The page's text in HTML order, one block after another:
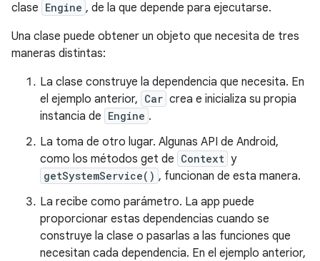
clase Engine , de la que depende para ejecutarse.
Una clase puede obtener un objeto que necesita de tres
maneras distintas:
La clase construye la dependencia que necesita. En
el ejemplo anterior, Car crea e inicializa su propia
instancia de Engine .
La toma de otro lugar. Algunas API de Android,
como los métodos get de Context y
getSystemService() , funcionan de esta manera.
La recibe como parámetro. La app puede
proporcionar estas dependencias cuando se
construye la clase o pasarlas a las funciones que
necesitan cada dependencia. En el ejemplo anterior,